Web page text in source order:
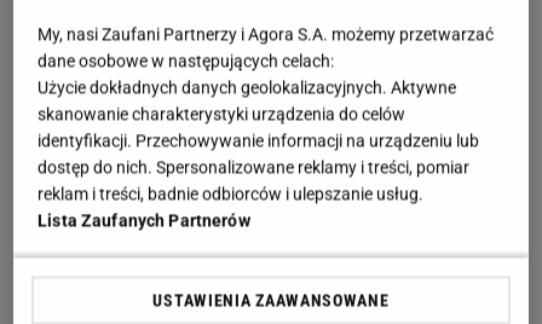
Prawidła drewniane są wykonane głównie zdrewna
cedrowegoi spełniają różne funkcje. Wypełniając
wnętrzebuta, przede wszystkimpomagają w
utrzymaniu jego kształtu, co ma szczególne
znaczenie w przypadku obuwia skórzanego (dzięki
temu obuwie dobrze prezentuje się na stopie).
Używając prawideł drewnianych, minimalizujemy
ryzyko nie tylko odkształceń obuwia skórzanego,
My, nasi Zaufani Partnerzy i Agora S.A. możemy przetwarzać
dane osobowe w następujących celach:
Użycie dokładnych danych geolokalizacyjnych. Aktywne
skanowanie charakterystyki urządzenia do celów
identyfikacji. Przechowywanie informacji na urządzeniu lub
dostęp do nich. Spersonalizowane reklamy i treści, pomiar
reklam i treści, badnie odbiorców i ulepszanie usług.
Lista Zaufanych Partnerów
USTAWIENIA ZAAWANSOWANE